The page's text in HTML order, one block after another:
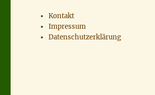
Kontakt
Impressum
Datenschutzerklärung